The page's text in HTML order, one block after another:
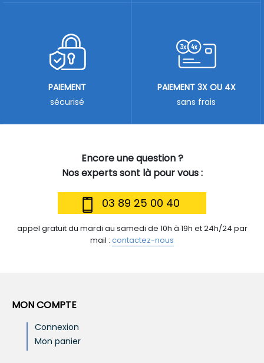
Encore une question ?
Nos experts sont là pour vous :
03 89 25 00 40
appel gratuit du mardi au samedi de 10h à 19h et 24h/24 par
mail : contactez-nous
PAIEMENT
sécurisé
PAIEMENT 3X OU 4X
sans frais
MON COMPTE
Connexion
Mon panier